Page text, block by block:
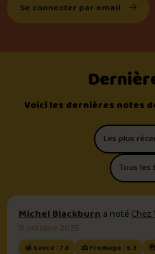
Se connecter par email
Voici les dernières notes
Michel Blackburna noté
11 octobre 2025
🍯 Sauce : 7.3 🧀 Fromage : 6.3